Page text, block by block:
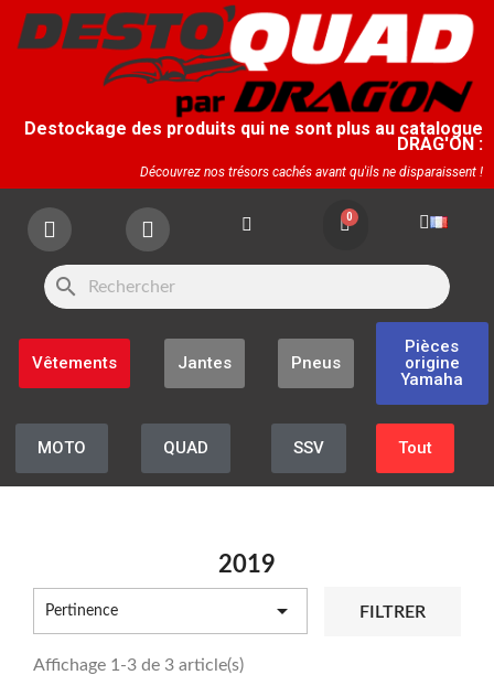
Destockage des produits qui ne sont plus au catalogue
DRAG'ON :
Découvrez nos trésors cachés avant qu'ils ne disparaissent !
search
Pièces
origine
Yamaha
Pneus
Jantes
Vêtements
Tout
SSV
QUAD
MOTO
2019
Pertinence  FILTRER
Affichage 1-3 de 3 article(s)